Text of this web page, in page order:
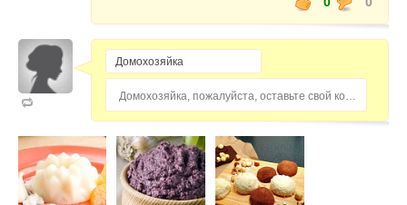
Домохозяйка, пожалуйста, оставьте свой комментарий...